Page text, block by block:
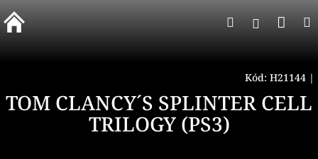
na
obsah
Hľadať
Kód: H21144 |
TOM CLANCY´S SPLINTER CELL
TRILOGY (PS3)